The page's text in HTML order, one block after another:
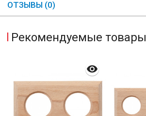
ОТЗЫВЫ (0)
Рекомендуемые товары